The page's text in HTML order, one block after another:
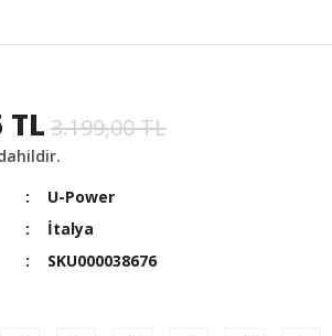
TL 3.199,00 TL
U-Power
İtalya
SKU000038676